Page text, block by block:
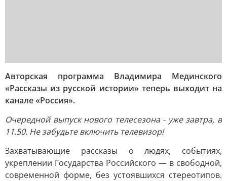
Авторская программа Владимира Мединского
«Рассказы из русской истории» теперь выходит на
канале «Россия».
Очередной выпуск нового телесезона - уже завтра, в
11.50. Не забудьте включить телевизор!
Захватывающие рассказы о людях, событиях,
укреплении Государства Российского — в свободной,
современной форме, без устоявшихся стереотипов.